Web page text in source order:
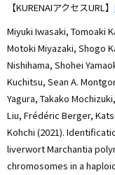
【KURENAIアクセスURL】
Miyuki Iwasaki, Tomoaki
Motoki Miyazaki, Shogo
Nishihama, Shohei
Kuchitsu, Sean A.
Yagura, Takako
Liu, Frédéric Berger,
Kohchi (2021).
liverwort Marchantia
chromosomes in a